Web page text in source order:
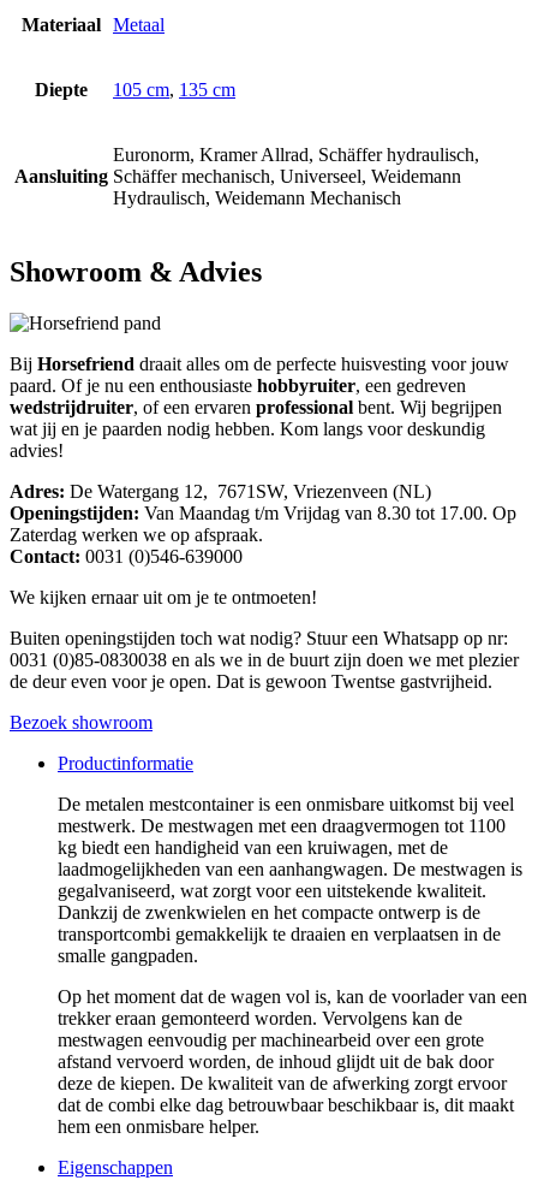
Materiaal Metaal
Diepte 105 cm, 135 cm
Aansluiting
Euronorm, Kramer Allrad, Schäffer hydraulisch,
Schäffer mechanisch, Universeel, Weidemann
Hydraulisch, Weidemann Mechanisch
Showroom & Advies
Bij Horsefriend draait alles om de perfecte huisvesting voor jouw
paard. Of je nu een enthousiaste hobbyruiter, een gedreven
wedstrijdruiter, of een ervaren professional bent. Wij begrijpen
wat jij en je paarden nodig hebben. Kom langs voor deskundig
advies!
Adres: De Watergang 12, 7671SW, Vriezenveen (NL)
Openingstijden: Van Maandag t/m Vrijdag van 8.30 tot 17.00. Op
Zaterdag werken we op afspraak.
Contact: 0031 (0)546-639000
We kijken ernaar uit om je te ontmoeten!
Buiten openingstijden toch wat nodig? Stuur een Whatsapp op nr:
0031 (0)85-0830038 en als we in de buurt zijn doen we met plezier
de deur even voor je open. Dat is gewoon Twentse gastvrijheid.
Bezoek showroom
Productinformatie
De metalen mestcontainer is een onmisbare uitkomst bij veel
mestwerk. De mestwagen met een draagvermogen tot 1100
kg biedt een handigheid van een kruiwagen, met de
laadmogelijkheden van een aanhangwagen. De mestwagen is
gegalvaniseerd, wat zorgt voor een uitstekende kwaliteit.
Dankzij de zwenkwielen en het compacte ontwerp is de
transportcombi gemakkelijk te draaien en verplaatsen in de
smalle gangpaden.
Op het moment dat de wagen vol is, kan de voorlader van een
trekker eraan gemonteerd worden. Vervolgens kan de
mestwagen eenvoudig per machinearbeid over een grote
afstand vervoerd worden, de inhoud glijdt uit de bak door
deze de kiepen. De kwaliteit van de afwerking zorgt ervoor
dat de combi elke dag betrouwbaar beschikbaar is, dit maakt
hem een onmisbare helper.
Eigenschappen